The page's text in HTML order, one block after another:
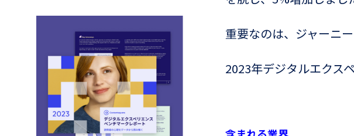
重要なのは、ジャーニ
2023年デジタルエクス